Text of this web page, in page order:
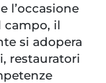
l’occasione
campo, il
si adopera
restauratori